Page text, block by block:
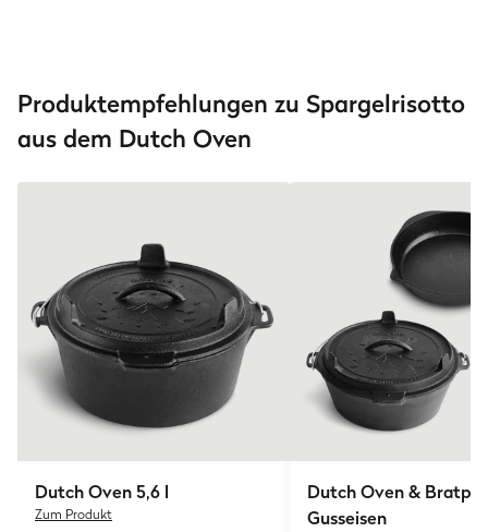
Produktempfehlungen zu Spargelrisotto
aus dem Dutch Oven
Dutch Oven 5,6 l
Zum Produkt
Dutch Oven &
Gusseisen